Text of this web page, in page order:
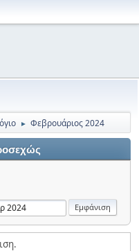
► Φεβρουάριος 2024